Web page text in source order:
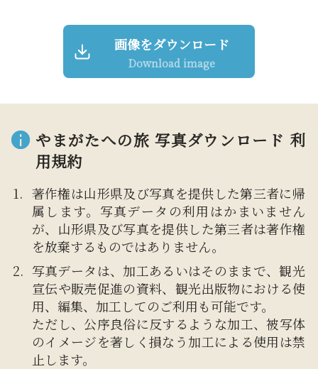
画像をダウンロード
Download image
やまがたへの旅 写真ダウンロード 利
用規約
著作権は山形県及び写真を提供した第三者に帰
属します。写真データの利用はかまいません
が、山形県及び写真を提供した第三者は著作権
を放棄するものではありません。
写真データは、加工あるいはそのままで、観光
宣伝や販売促進の資料、観光出版物における使
用、編集、加工してのご利用も可能です。
ただし、公序良俗に反するような加工、被写体
のイメージを著しく損なう加工による使用は禁
止します。